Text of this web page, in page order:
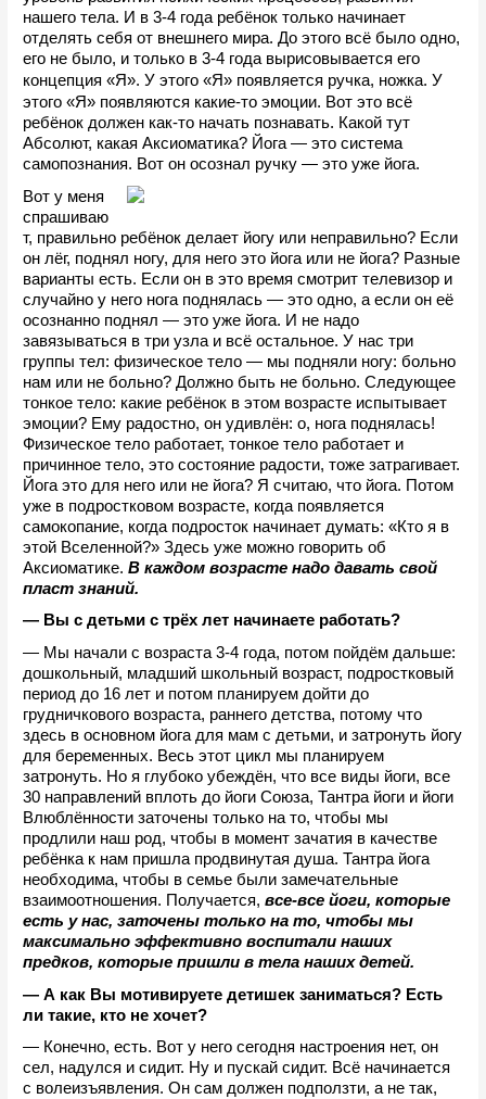
нашего тела. И в 3-4 года ребёнок только начинает
отделять себя от внешнего мира. До этого всё было одно,
его не было, и только в 3-4 года вырисовывается его
концепция «Я». У этого «Я» появляется ручка, ножка. У
этого «Я» появляются какие-то эмоции. Вот это всё
ребёнок должен как-то начать познавать. Какой тут
Абсолют, какая Аксиоматика? Йога — это система
самопознания. Вот он осознал ручку — это уже йога.
Вот у меня
спрашиваю
т, правильно ребёнок делает йогу или неправильно? Если
он лёг, поднял ногу, для него это йога или не йога? Разные
варианты есть. Если он в это время смотрит телевизор и
случайно у него нога поднялась — это одно, а если он её
осознанно поднял — это уже йога. И не надо
завязываться в три узла и всё остальное. У нас три
группы тел: физическое тело — мы подняли ногу: больно
нам или не больно? Должно быть не больно. Следующее
тонкое тело: какие ребёнок в этом возрасте испытывает
эмоции? Ему радостно, он удивлён: о, нога поднялась!
Физическое тело работает, тонкое тело работает и
причинное тело, это состояние радости, тоже затрагивает.
Йога это для него или не йога? Я считаю, что йога. Потом
уже в подростковом возрасте, когда появляется
самокопание, когда подросток начинает думать: «Кто я в
этой Вселенной?» Здесь уже можно говорить об
Аксиоматике. В каждом возрасте надо давать свой
пласт знаний.
— Вы с детьми с трёх лет начинаете работать?
— Мы начали с возраста 3-4 года, потом пойдём дальше:
дошкольный, младший школьный возраст, подростковый
период до 16 лет и потом планируем дойти до
грудничкового возраста, раннего детства, потому что
здесь в основном йога для мам с детьми, и затронуть йогу
для беременных. Весь этот цикл мы планируем
затронуть. Но я глубоко убеждён, что все виды йоги, все
30 направлений вплоть до йоги Союза, Тантра йоги и йоги
Влюблённости заточены только на то, чтобы мы
продлили наш род, чтобы в момент зачатия в качестве
ребёнка к нам пришла продвинутая душа. Тантра йога
необходима, чтобы в семье были замечательные
взаимоотношения. Получается, все-все йоги, которые
есть у нас, заточены только на то, чтобы мы
максимально эффективно воспитали наших
предков, которые пришли в тела наших детей.
— А как Вы мотивируете детишек заниматься? Есть
ли такие, кто не хочет?
— Конечно, есть. Вот у него сегодня настроения нет, он
сел, надулся и сидит. Ну и пускай сидит. Всё начинается
с волеизъявления. Он сам должен подползти, а не так,